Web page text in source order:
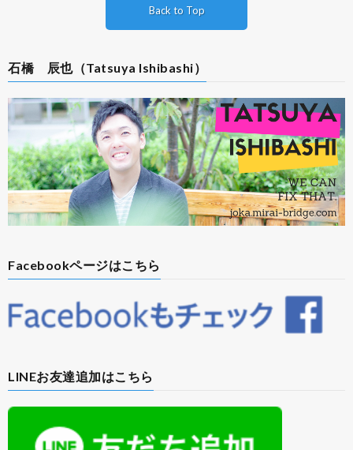
Back to Top
石橋 辰也（Tatsuya Ishibashi）
Facebookページはこちら
LINEお友達追加はこちら